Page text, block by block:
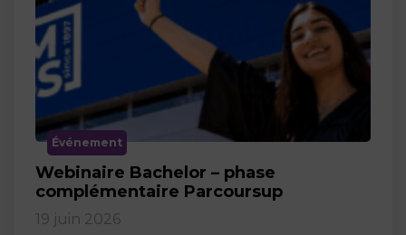
Événement
Webinaire Bachelor – phase
complémentaire Parcoursup
19 juin 2026